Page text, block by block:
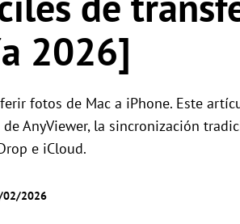
Controla servidores en el extranjero sin
esfuerzo
Gestión de
Gestiona el
2026]
fotos de Mac a iPhone. Este
AnyViewer, la sincronización
e iCloud.
02/2026